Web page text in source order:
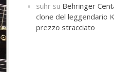
suhr su Behringer
clone del leggendario
prezzo stracciato